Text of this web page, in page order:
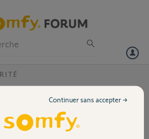
petits animaux après
les détecteurs de mouvement après
Continuer sans accepter →